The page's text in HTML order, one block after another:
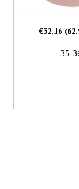
35-
€32.16